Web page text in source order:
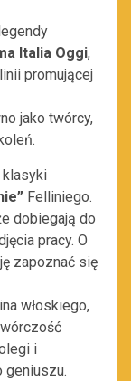
Italia Oggi,
promującej
jako twórcy,
klasyki
Felliniego.
dobiegają do
pracy. O
zapoznać się
włoskiego,
i
geniuszu.